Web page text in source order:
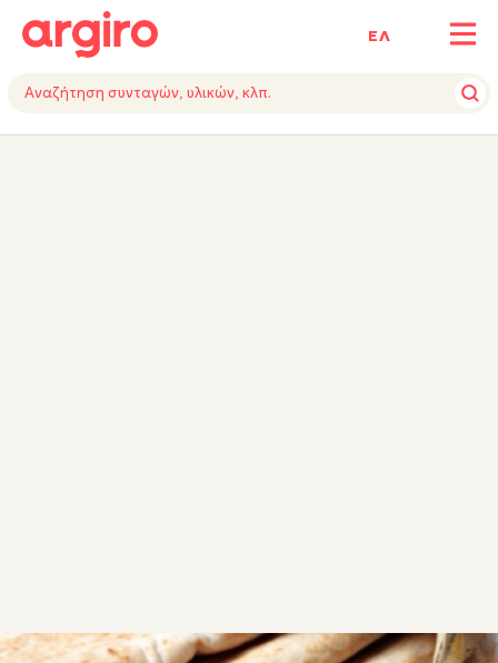
ΕΛ
ΥΛΙΚΑΕΚΤΕΛΕΣΗΕΞΟΠΛΙΣΜΟΣ